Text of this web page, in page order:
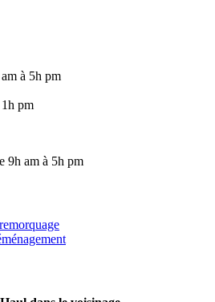
à 5h pm
pm
9h am à 5h pm